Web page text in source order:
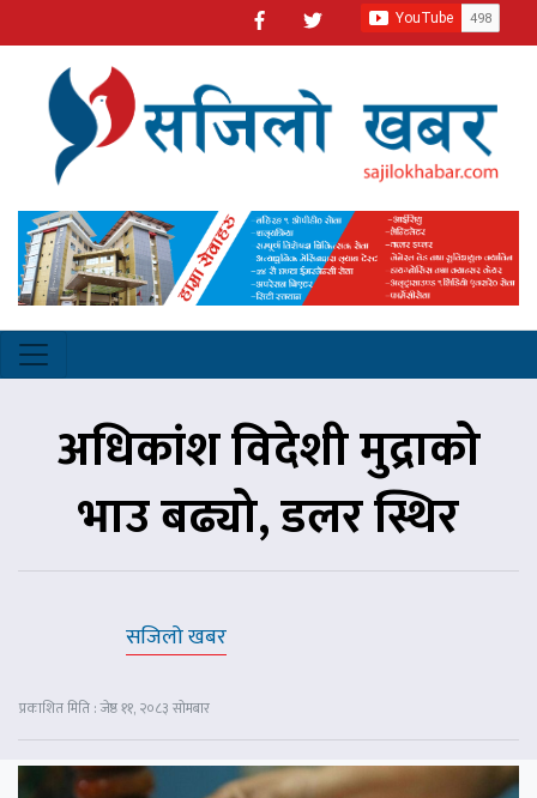
अधिकांश विदेशी मुद्राको
भाउ बढ्यो, डलर स्थिर
सजिलो खबर
प्रकाशित मिति : जेष्ठ ११, २०८३ सोमबार